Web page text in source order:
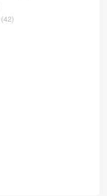
(42)